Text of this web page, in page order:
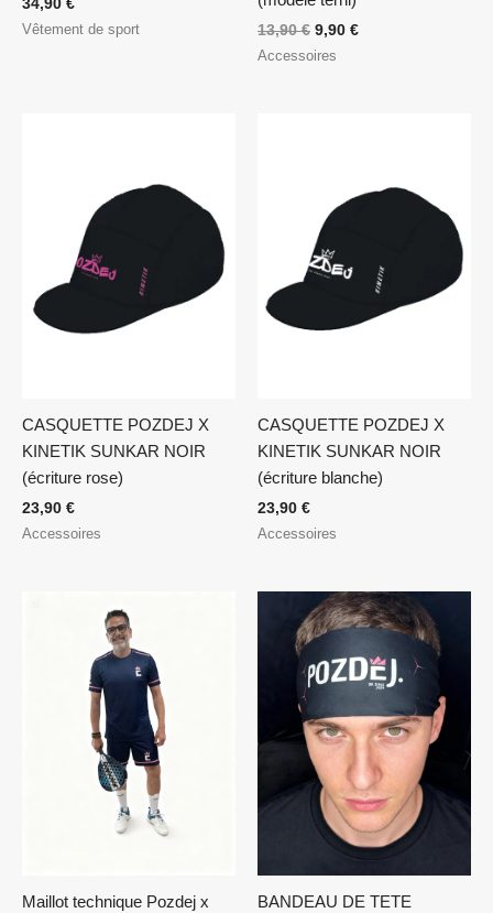
34,90 €
Vêtement de sport
13,90€ 9,90 €
Accessoires
CASQUETTE POZDEJ X
KINETIK SUNKAR NOIR
(écriture rose)
23,90 €
Accessoires
CASQUETTE POZDEJ X
KINETIK SUNKAR NOIR
(écriture blanche)
23,90 €
Accessoires
Maillot technique Pozdej x
BANDEAU DE TETE